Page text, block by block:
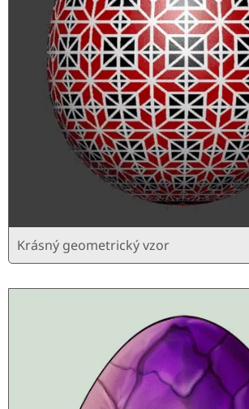
Krásný geometrický vzor